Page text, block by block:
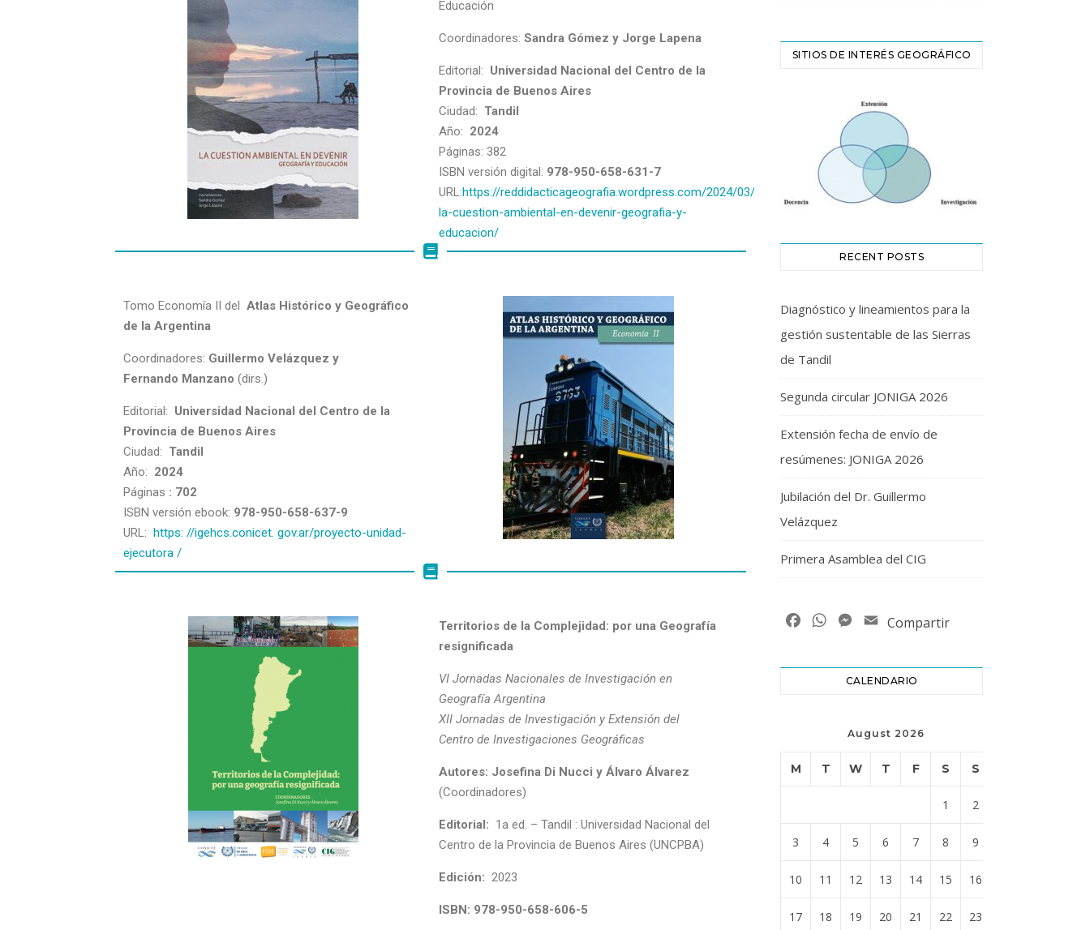
Educación
Coordinadores: Sandra Gómez y Jorge Lapena
Editorial: Universidad Nacional del Centro de la
Provincia de Buenos Aires
Ciudad: Tandil
Año: 2024
Páginas: 382
ISBN versión digital: 978-950-658-631-7
URL:https://reddidacticageografia.wordpress.com/2024/03/22/libro-
la-cuestion-ambiental-en-devenir-geografia-y-
educacion/
Tomo Economía II del Atlas Histórico y Geográfico
de la Argentina
Coordinadores: Guillermo Velázquez y
Fernando Manzano (dirs.)
Editorial: Universidad Nacional del Centro de la
Provincia de Buenos Aires
Ciudad: Tandil
Año: 2024
Páginas : 702
ISBN versión ebook: 978-950-658-637-9
URL: https: //igehcs.conicet. gov.ar/proyecto-unidad-
ejecutora /
Territorios de la Complejidad: por una Geografía
resignificada
VI Jornadas Nacionales de Investigación en
Geografía Argentina
XII Jornadas de Investigación y Extensión del
Centro de Investigaciones Geográficas
Autores: Josefina Di Nucci y Álvaro Álvarez
(Coordinadores)
Editorial: 1a ed. – Tandil : Universidad Nacional del
Centro de la Provincia de Buenos Aires (UNCPBA)
Edición: 2023
ISBN: 978-950-658-606-5
SITIOS DE INTERÉS GEOGRÁFICO
RECENT POSTS
Diagnóstico y lineamientos para la
gestión sustentable de las Sierras
de Tandil
Segunda circular JONIGA 2026
Extensión fecha de envío de
resúmenes: JONIGA 2026
Jubilación del Dr. Guillermo
Velázquez
Primera Asamblea del CIG
FacebookWhatsAppMessenger
Email
Compartir
CALENDARIO
August 2026
M T W T F S S
1 2
3 4 5 6 7 8 9
10 11 12 13 14 15 16
17 18 19 20 21 22 23